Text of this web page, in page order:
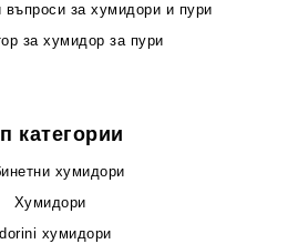
въпроси за хумидори и пури
за хумидор за пури
категории
хумидори
Хумидори
хумидори